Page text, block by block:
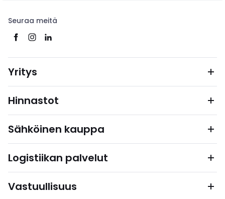
Seuraa meitä
Yritys
Hinnastot
Sähköinen kauppa
Logistiikan palvelut
Vastuullisuus